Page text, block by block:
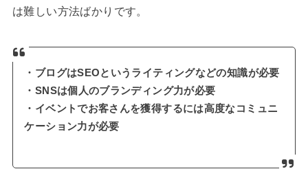
は難しい方法ばかりです。
・ブログはSEOというライティングなどの知識が必要
・SNSは個人のブランディング力が必要
・イベントでお客さんを獲得するには高度なコミュニ
ケーション力が必要